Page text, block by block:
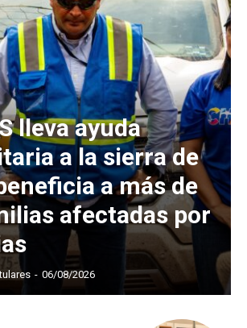
lleva ayuda
a la sierra de
a más de
afectadas por
- 06/08/2026